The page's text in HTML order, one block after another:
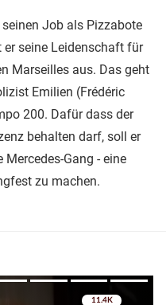
Job als Pizzabote
seine Leidenschaft für
Marseilles aus. Das geht
Emilien (Frédéric
200. Dafür dass der
behalten darf, soll er
Gang - eine
zu machen.